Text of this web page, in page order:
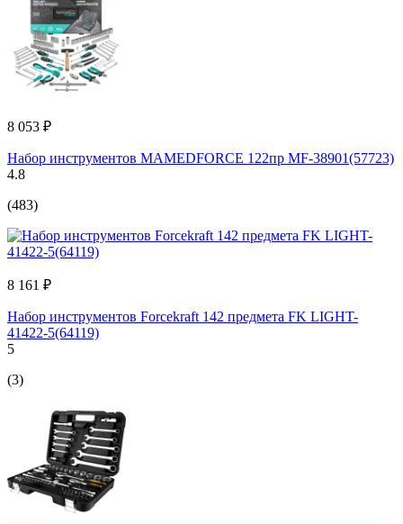
8 053 ₽
Набор инструментов MAMEDFORCE 122пр MF-38901(57723)
4.8
(483)
8 161 ₽
Набор инструментов Forcekraft 142 предмета FK LIGHT-
41422-5(64119)
5
(3)